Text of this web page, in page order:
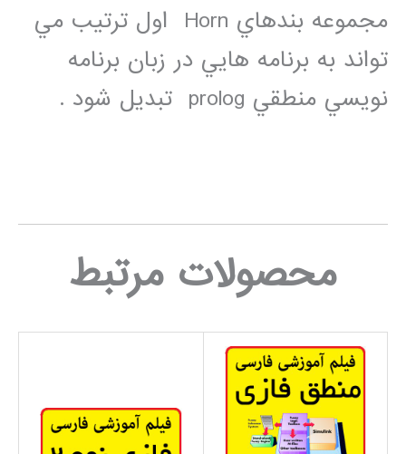
مجموعه بندهاي Horn اول ترتيب مي
تواند به برنامه هايي در زبان برنامه
نويسي منطقي prolog تبديل شود .
محصولات مرتبط